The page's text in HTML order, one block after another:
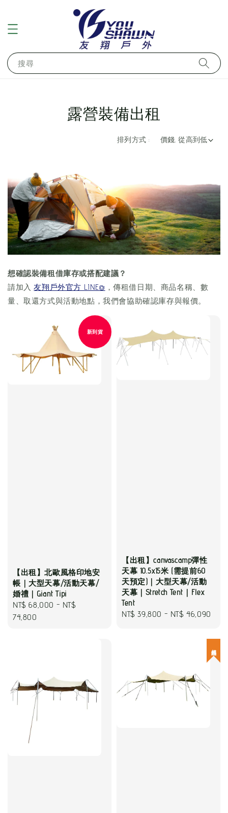
搜尋
露營裝備出租
排列方式 :
想確認裝備租借庫存或搭配建議？
請加入友翔戶外官方 LINE@ ，傳租借日期、商品名稱、數
量、取還方式與活動地點，我們會協助確認庫存與報價。
新到貨
【出租】北歐風格印地安
帳｜大型天幕/活動天幕/
婚禮｜Giant Tipi
Regular
price
NT$ 68,000 - NT$
74,800
【出租】canvascamp彈性
天幕 10.5x15米 (需提前60
天預定)｜大型天幕/活動
天幕｜Stretch Tent｜Flex
Tent
Regular
NT$ 39,800 - NT$ 46,090